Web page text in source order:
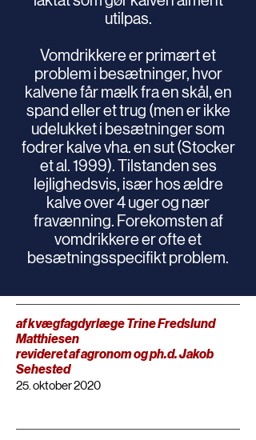
utilpas.
Vomdrikkere er primært et
problem i besætninger, hvor
kalvene får mælk fra en skål, en
spand eller et trug (men er ikke
udelukket i besætninger som
fodrer kalve vha. en sut (Stocker
et al. 1999). Tilstanden ses
lejlighedsvis, især hos ældre
kalve over 4 uger og nær
fravænning. Forekomsten af
vomdrikkere er ofte et
besætningsspecifikt problem.
af kvægfagdyrlæge Trine Fredslund
Matthiesen
revideret af agronom og ph.d. Jakob
Sehested
25. oktober 2020